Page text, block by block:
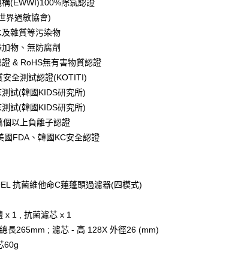
】
供，台灣大哥大用戶可立即使用無須另外申請。
選擇欲分期的期數、繳款截止日，確認付款後即
數及費用金額請依後續交易確認頁面所載為準。
未前往確認交易或遇審核未通過，訂單將自動取
通過狀況，表示未達大哥付你分期系統評分，恕
單，「大哥付你分期」於每月結算日後寄送繳費提
」等通路繳費。
大股份有限公司」（以下簡稱本公司）所提供，讓
服務購買商品或服務，並由商店將買賣／分期付
司後，依約使用本公司帳單繳交帳款。
哥付你分期」之契約關係目的，商店將以您的個人
地址）提供予台灣大哥大進項蒐集、處理及利
行分期帳單所需資料之確認、核對及更正。
詳閱以下連結：
」】
到商品之後才付款」的支付方式。 讓您購物簡單
、不需綁卡、不需儲值。
，簡訊認證，即可結帳。
服務後，再付款。
先享後付」後，將跳轉至「AFTEE先享後
認證並確認金額後，即可完成結帳。
將收到繳費通知簡訊。
14天內，點擊此簡訊中的連結，可透過四大超商
元方式進行付款，方視為交易完成。
當下不需立刻繳費，但若您需要取消訂單，請聯
商家同意取消之訂單仍視為有效，需透過AFTEE
先享後付 」之結帳頁面顯示為準，若有關於
netprotections.freshdesk.com/support/home
含以上)免運費
(EWWI)100%除氯認證
界過敏協會)
雜質等污染物
物、無防腐劑
& RoHS無有害物質認證
安全測試認證(KOTITI)
試(韓國KIDS研究所)
試(韓國KIDS研究所)
個以上負離子認證
國FDA、韓國KC安全認證
抗菌維他命C蓮蓬頭過濾器(四模式)
x 1 , 抗菌濾芯 x 1
長265mm ; 濾芯 - 高 128X 外徑26 (mm)
60g